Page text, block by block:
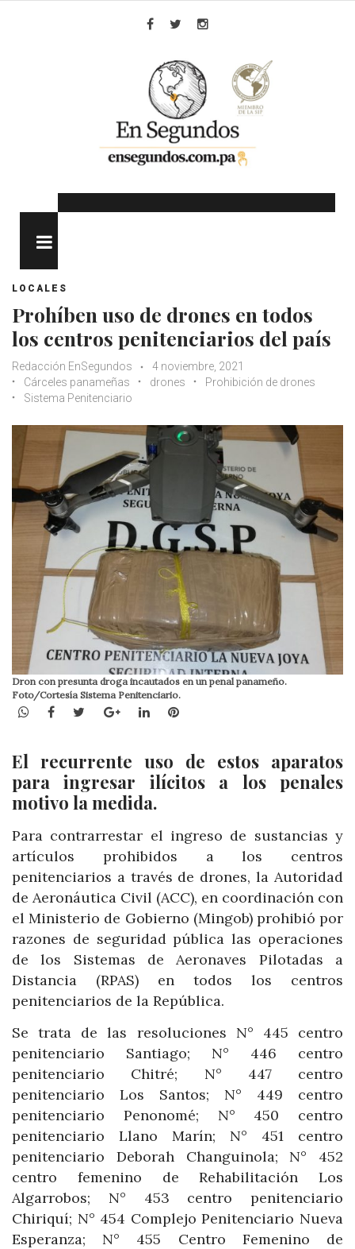
LOCALES
Prohíben uso de drones en todos
los centros penitenciarios del país
Redacción EnSegundos
4 noviembre, 2021
Cárceles panameñas
drones
Prohibición de drones
Sistema Penitenciario
Dron con presunta droga incautados en un penal panameño.
Foto/Cortesía Sistema Penitenciario.
WhatsApp
Facebook
TwitterGoogle+LinkedInPinterest
El recurrente uso de estos aparatos
para ingresar ilícitos a los penales
motivo la medida.
Para contrarrestar el ingreso de sustancias y
artículos prohibidos a los centros
penitenciarios a través de drones, la Autoridad
de Aeronáutica Civil (ACC), en coordinación con
el Ministerio de Gobierno (Mingob) prohibió por
razones de seguridad pública las operaciones
de los Sistemas de Aeronaves Pilotadas a
Distancia (RPAS) en todos los centros
penitenciarios de la República.
Se trata de las resoluciones N° 445 centro
penitenciario Santiago; N° 446 centro
penitenciario Chitré; N° 447 centro
penitenciario Los Santos; N° 449 centro
penitenciario Penonomé; N° 450 centro
penitenciario Llano Marín; N° 451 centro
penitenciario Deborah Changuinola; N° 452
centro femenino de Rehabilitación Los
Algarrobos; N° 453 centro penitenciario
Chiriquí; N° 454 Complejo Penitenciario Nueva
Esperanza; N° 455 Centro Femenino de